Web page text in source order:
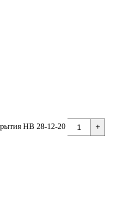
НВ 28-12-20
+